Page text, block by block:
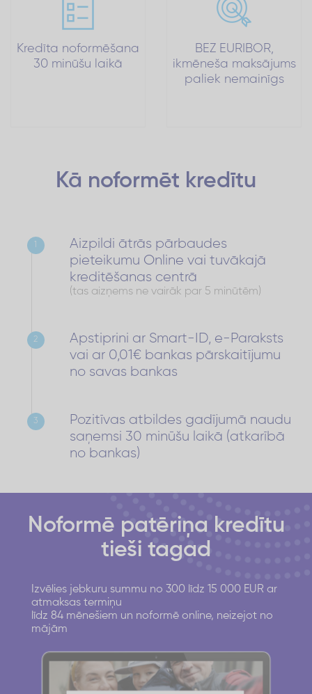
Kredīta noformēšana
30 minūšu laikā
BEZ EURIBOR,
ikmēneša maksājums
paliek nemainīgs
Kā noformēt kredītu
Aizpildi ātrās pārbaudes
pieteikumu Online vai tuvākajā
kreditēšanas centrā
(tas aizņems ne vairāk par 5 minūtēm)
2
Apstiprini ar Smart-ID, e-Paraksts
vai ar 0,01€ bankas pārskaitījumu
no savas bankas
3
Pozitīvas atbildes gadījumā naudu
saņemsi 30 minūšu laikā (atkarībā
no bankas)
Noformē patēriņa kredītu
tieši tagad
Izvēlies jebkuru summu no 300 līdz 15 000 EUR ar
atmaksas termiņu
līdz 84 mēnešiem un noformē online, neizejot no
mājām